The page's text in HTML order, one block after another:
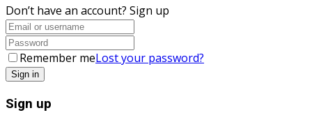
Don’t have an account? Sign up
Remember meLost your password?
Sign up